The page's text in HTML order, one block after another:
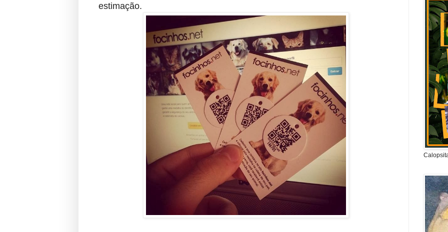
estimação.